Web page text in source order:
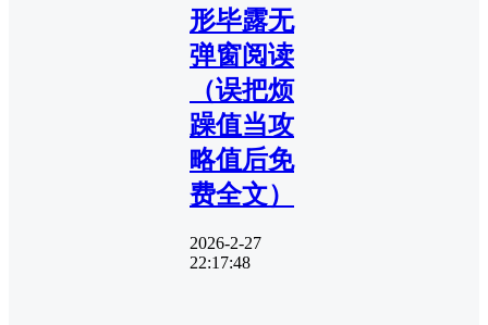
形毕露无
弹窗阅读
（误把烦
躁值当攻
略值后免
费全文）
2026-2-27
22:17:48